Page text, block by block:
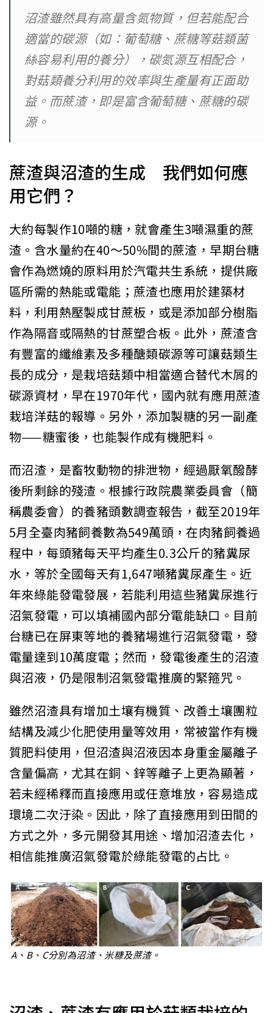
沼渣雖然具有高量含氮物質，但若能配合
適當的碳源（如：葡萄糖、蔗糖等菇類菌
絲容易利用的養分），碳氮源互相配合，
對菇類養分利用的效率與生產量有正面助
益。而蔗渣，即是富含葡萄糖、蔗糖的碳
源。
蔗渣與沼渣的生成 我們如何應
用它們？
大約每製作10噸的糖，就會產生3噸濕重的蔗
渣。含水量約在40～50%間的蔗渣，早期台糖
會作為燃燒的原料用於汽電共生系統，提供廠
區所需的熱能或電能；蔗渣也應用於建築材
料，利用熱壓製成甘蔗板，或是添加部分樹脂
作為隔音或隔熱的甘蔗塑合板。此外，蔗渣含
有豐富的纖維素及多種醣類碳源等可讓菇類生
長的成分，是栽培菇類中相當適合替代木屑的
碳源資材，早在1970年代，國內就有應用蔗渣
栽培洋菇的報導。另外，添加製糖的另一副產
物——糖蜜後，也能製作成有機肥料。
而沼渣，是畜牧動物的排泄物，經過厭氧醱酵
後所剩餘的殘渣。根據行政院農業委員會（簡
稱農委會）的養豬頭數調查報告，截至2019年
5月全臺肉豬飼養數為549萬頭，在肉豬飼養過
程中，每頭豬每天平均產生0.3公斤的豬糞尿
水，等於全國每天有1,647噸豬糞尿產生。近
年來綠能發電發展，若能利用這些豬糞尿進行
沼氣發電，可以填補國內部分電能缺口。目前
台糖已在屏東等地的養豬場進行沼氣發電，發
電量達到10萬度電；然而，發電後產生的沼渣
與沼液，仍是限制沼氣發電推廣的緊箍咒。
雖然沼渣具有增加土壤有機質、改善土壤團粒
結構及減少化肥使用量等效用，常被當作有機
質肥料使用，但沼渣與沼液因本身重金屬離子
含量偏高，尤其在銅、鋅等離子上更為顯著，
若未經稀釋而直接應用或任意堆放，容易造成
環境二次汙染。因此，除了直接應用到田間的
方式之外，多元開發其用途、增加沼渣去化，
相信能推廣沼氣發電於綠能發電的占比。
A、B、C分別為沼渣、米糠及蔗渣。